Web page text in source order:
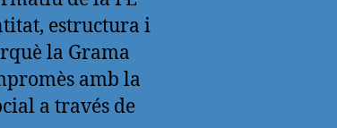
estructura i
la Grama
amb la
a través de